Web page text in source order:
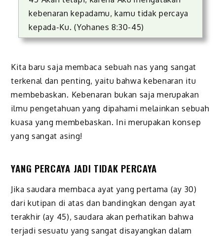
kebenaran kepadamu, kamu tidak percaya
kepada-Ku. (Yohanes 8:30-45)
Kita baru saja membaca sebuah nas yang sangat
terkenal dan penting, yaitu bahwa kebenaran itu
membebaskan. Kebenaran bukan saja merupakan
ilmu pengetahuan yang dipahami melainkan sebuah
kuasa yang membebaskan. Ini merupakan konsep
yang sangat asing!
YANG PERCAYA JADI TIDAK PERCAYA
Jika saudara membaca ayat yang pertama (ay 30)
dari kutipan di atas dan bandingkan dengan ayat
terakhir (ay 45), saudara akan perhatikan bahwa
terjadi sesuatu yang sangat disayangkan dalam